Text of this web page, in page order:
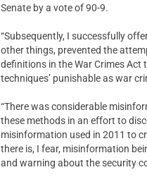
Senate by a vote of 90-9.
“Subsequently, I successfully
other things, prevented the
definitions in the War Crimes
techniques’ punishable as war
“There was considerable
these methods in an effort to
misinformation used in 2011 to
there is, I fear, misinformation
and warning about the security